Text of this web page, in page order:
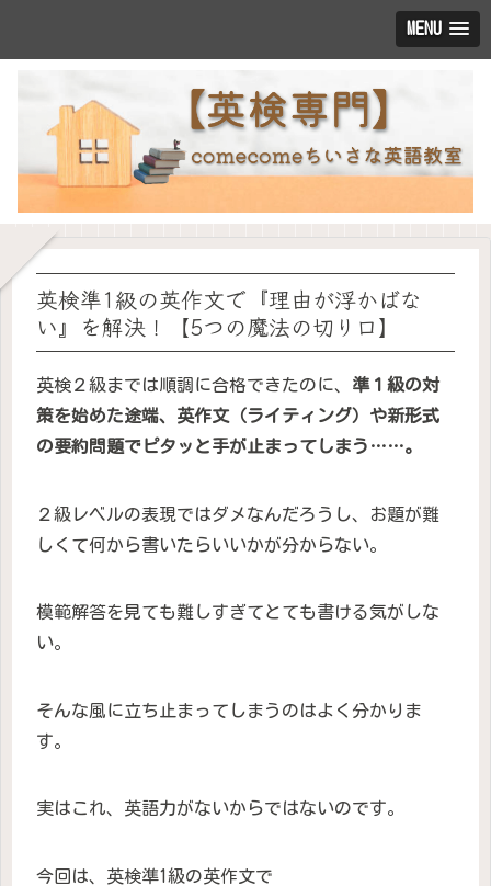
MENU
英検準1級の英作文で『理由が浮かばな
い』を解決！【5つの魔法の切り口】
英検２級までは順調に合格できたのに、 準１級の対
策を始めた途端、英作文（ライティング）や新形式
の要約問題でピタッと手が止まってしまう……。
２級レベルの表現ではダメなんだろうし、お題が難
しくて何から書いたらいいかが分からない。
模範解答を見ても難しすぎてとても書ける気がしな
い。
そんな風に立ち止まってしまうのはよく分かりま
す。
実はこれ、英語力がないからではないのです。
今回は、英検準1級の英作文で